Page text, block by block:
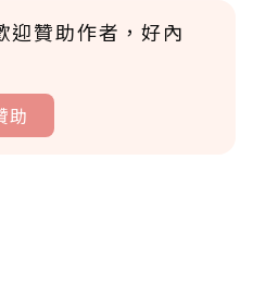
迎贊助作者，好內
助